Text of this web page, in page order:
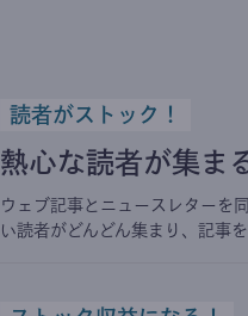
読者がストック！
熱心な読者が集ま
ウェブ記事とニュースレターを
い読者がどんどん集まり、記事